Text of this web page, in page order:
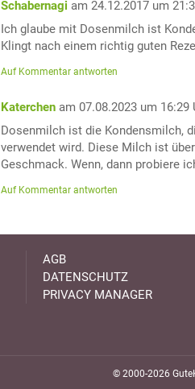
Schabernagi am 24.12.2017 um
Ich glaube mit Dosenmilch ist
Klingt nach einem richtig guten
Auf Kommentar antworten
Katerchen am 07.08.2023 um 16:29
Dosenmilch ist die Kondensmilch,
verwendet wird. Diese Milch ist
Geschmack. Wenn, dann probiere
Auf Kommentar antworten
AGB
DATENSCHUTZ
PRIVACY MANAGER
© 2000-2026